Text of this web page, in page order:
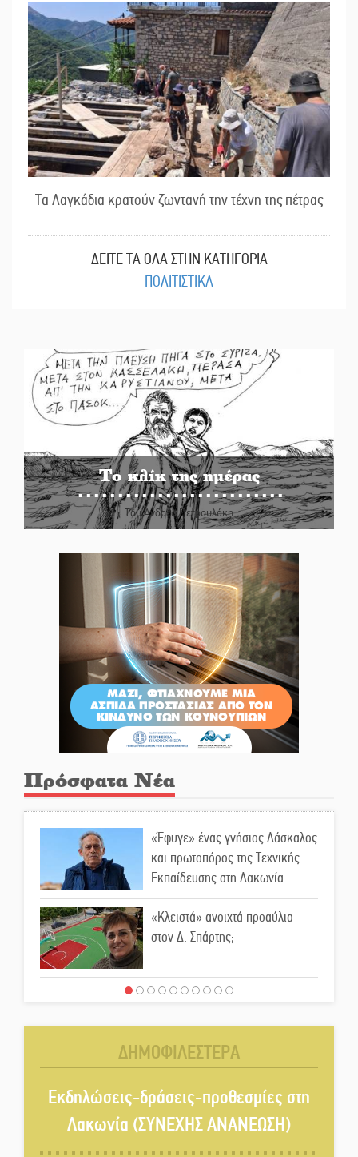
Τα Λαγκάδια κρατούν ζωντανή την τέχνη της πέτρας
ΔΕΙΤΕ ΤΑ ΟΛΑ ΣΤΗΝ ΚΑΤΗΓΟΡΙΑ
ΠΟΛΙΤΙΣΤΙΚΑ
Το κλίκ της ημέρας
Του Ανδρέα Πετρουλάκη
Πρόσφατα Νέα
«Έφυγε» ένας γνήσιος Δάσκαλος
και πρωτοπόρος της Τεχνικής
Εκπαίδευσης στη Λακωνία
«Κλειστά» ανοιχτά προαύλια
στον Δ. Σπάρτης;
Δεκαπενταύγουστος στην
ανοιχτά του Γυθείου
Αποστολή εξετελέσθη στην
ΔΗΜΟΦΙΛΕΣΤΕΡΑ
Εκδηλώσεις-δράσεις-προθεσμίες στη
Λακωνία (ΣΥΝΕΧΗΣ ΑΝΑΝΕΩΣΗ)